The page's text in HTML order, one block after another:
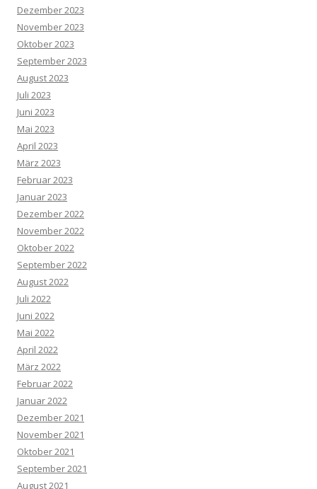
Dezember 2023
November 2023
Oktober 2023
September 2023
August 2023
Juli 2023
Juni 2023
Mai 2023
April 2023
März 2023
Februar 2023
Januar 2023
Dezember 2022
November 2022
Oktober 2022
September 2022
August 2022
Juli 2022
Juni 2022
Mai 2022
April 2022
März 2022
Februar 2022
Januar 2022
Dezember 2021
November 2021
Oktober 2021
September 2021
August 2021